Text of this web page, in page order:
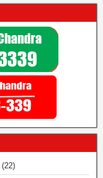
(22)